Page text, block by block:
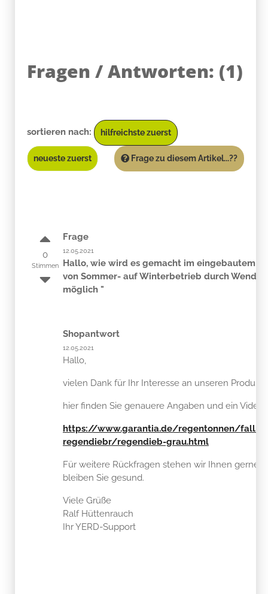
Fragen / Antworten: (1)
sortieren nach: hilfreichste zuerst
neueste zuerst Frage zu diesem Artikel...??
0
Stimmen
Frage
12.05.2021
Hallo, wie wird es gemacht im eingebautem
von Sommer- auf Winterbetrieb durch
möglich "
Shopantwort
12.05.2021
Hallo,
vielen Dank für Ihr Interesse an unseren
hier finden Sie genauere Angaben und ein Video
https://www.garantia.de/regentonnen/
regendiebr/regendieb-grau.html
Für weitere Rückfragen stehen wir Ihnen gerne
bleiben Sie gesund.
Viele Grüße
Ralf Hüttenrauch
Ihr YERD-Support